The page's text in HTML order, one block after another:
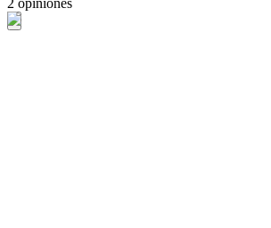
2 opiniones